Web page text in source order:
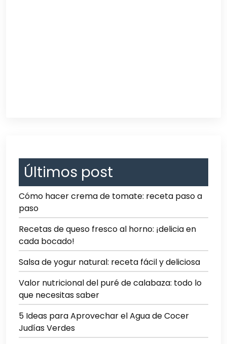
Últimos post
Cómo hacer crema de tomate: receta paso a
paso
Recetas de queso fresco al horno: ¡delicia en
cada bocado!
Salsa de yogur natural: receta fácil y deliciosa
Valor nutricional del puré de calabaza: todo lo
que necesitas saber
5 Ideas para Aprovechar el Agua de Cocer
Judías Verdes